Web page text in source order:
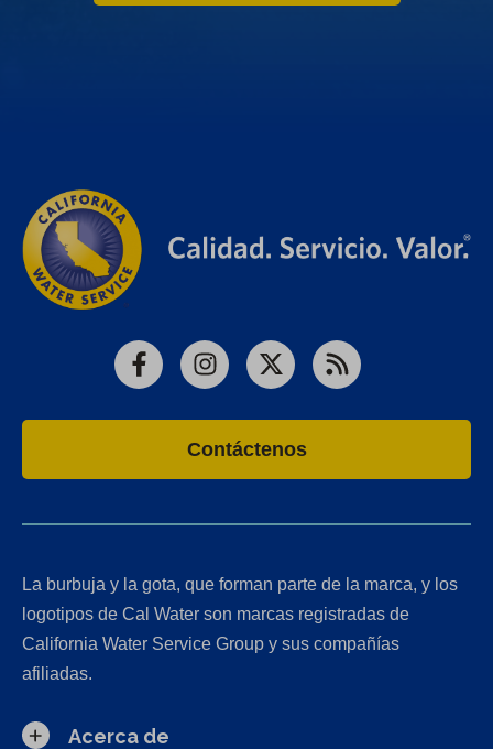
FacebookInstagram
X RSS
Contáctenos
La burbuja y la gota, que forman parte de la marca, y los
logotipos de Cal Water son marcas registradas de
California Water Service Group y sus compañías
afiliadas.
Acerca de